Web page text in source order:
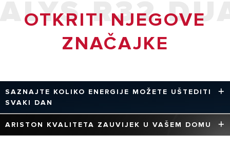
ALYS R32
OTKRITI NJEGOVE
ZNAČAJKE
SAZNAJTE KOLIKO ENERGIJE MOŽETE UŠTEDITI
SVAKI DAN
Ariston tehnologije optimiziraju rad proizvoda kako bi se
što više smanjila potrošnja energije i emisije, uvijek
ARISTON KVALITETA ZAUVIJEK U VAŠEM DOMU